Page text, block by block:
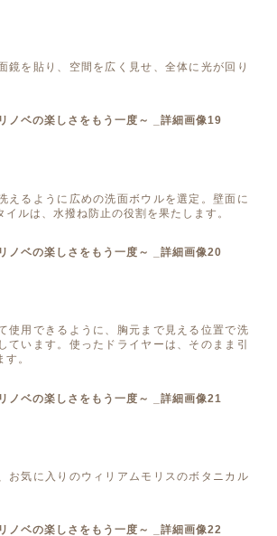
鏡を貼り、空間を広く見せ、全体に光が回り
えるように広めの洗面ボウルを選定。壁面に
イルは、水撥ね防止の役割を果たします。
使用できるように、胸元まで見える位置で洗
ています。使ったドライヤーは、そのまま引
。
お気に入りのウィリアムモリスのボタニカル